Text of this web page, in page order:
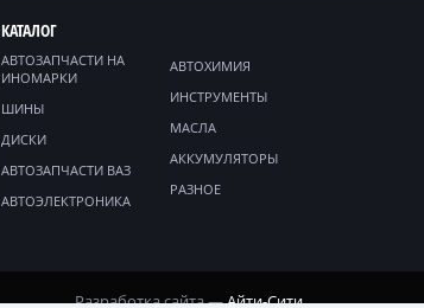
КАТАЛОГ
АВТОЗАПЧАСТИ НА
ИНОМАРКИ
ШИНЫ
ДИСКИ
АВТОЗАПЧАСТИ ВАЗ
АВТОЭЛЕКТРОНИКА
АВТОХИМИЯ
ИНСТРУМЕНТЫ
МАСЛА
АККУМУЛЯТОРЫ
РАЗНОЕ
Разработка сайта —Айти-Сити